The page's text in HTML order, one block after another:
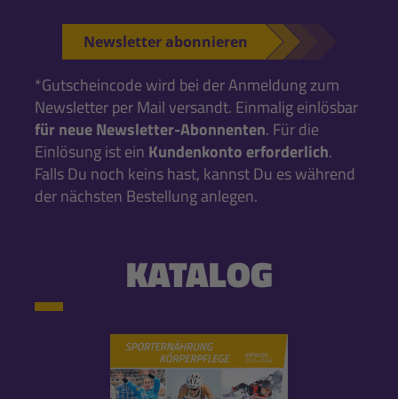
Newsletter abonnieren
*Gutscheincode wird bei der Anmeldung zum
Newsletter per Mail versandt. Einmalig einlösbar
für neue Newsletter-Abonnenten. Für die
Einlösung ist ein Kundenkonto erforderlich.
Falls Du noch keins hast, kannst Du es während
der nächsten Bestellung anlegen.
KATALOG